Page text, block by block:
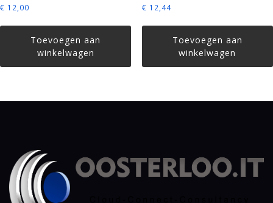
€ 12,00
Toevoegen aan
winkelwagen
€ 12,44
Toevoegen aan
winkelwagen